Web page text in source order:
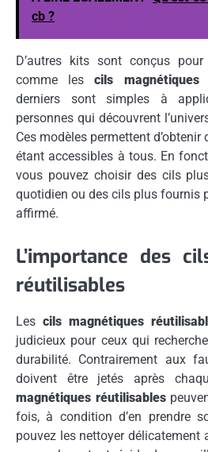
cb ?
D’autres kits sont conçus
comme lescils magnétiques
derniers sont simples à
personnes qui découvrent
Ces modèles permettent d’obtenir
étant accessibles à tous. En
vous pouvez choisir des cils
quotidien ou des cils plus fournis
affirmé.
L’importance des
réutilisables
Les cils magnétiques
judicieux pour ceux qui
durabilité. Contrairement aux
doivent être jetés après
magnétiques réutilisables
fois, à condition d’en prendre
pouvez les nettoyer délicatement